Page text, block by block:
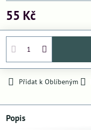
55 Kč
Přidat k Oblíbeným
Popis